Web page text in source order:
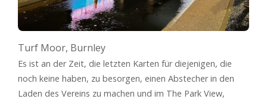
Turf Moor, Burnley
Es ist an der Zeit, die letzten Karten für diejenigen, die
noch keine haben, zu besorgen, einen Abstecher in den
Laden des Vereins zu machen und im The Park View,